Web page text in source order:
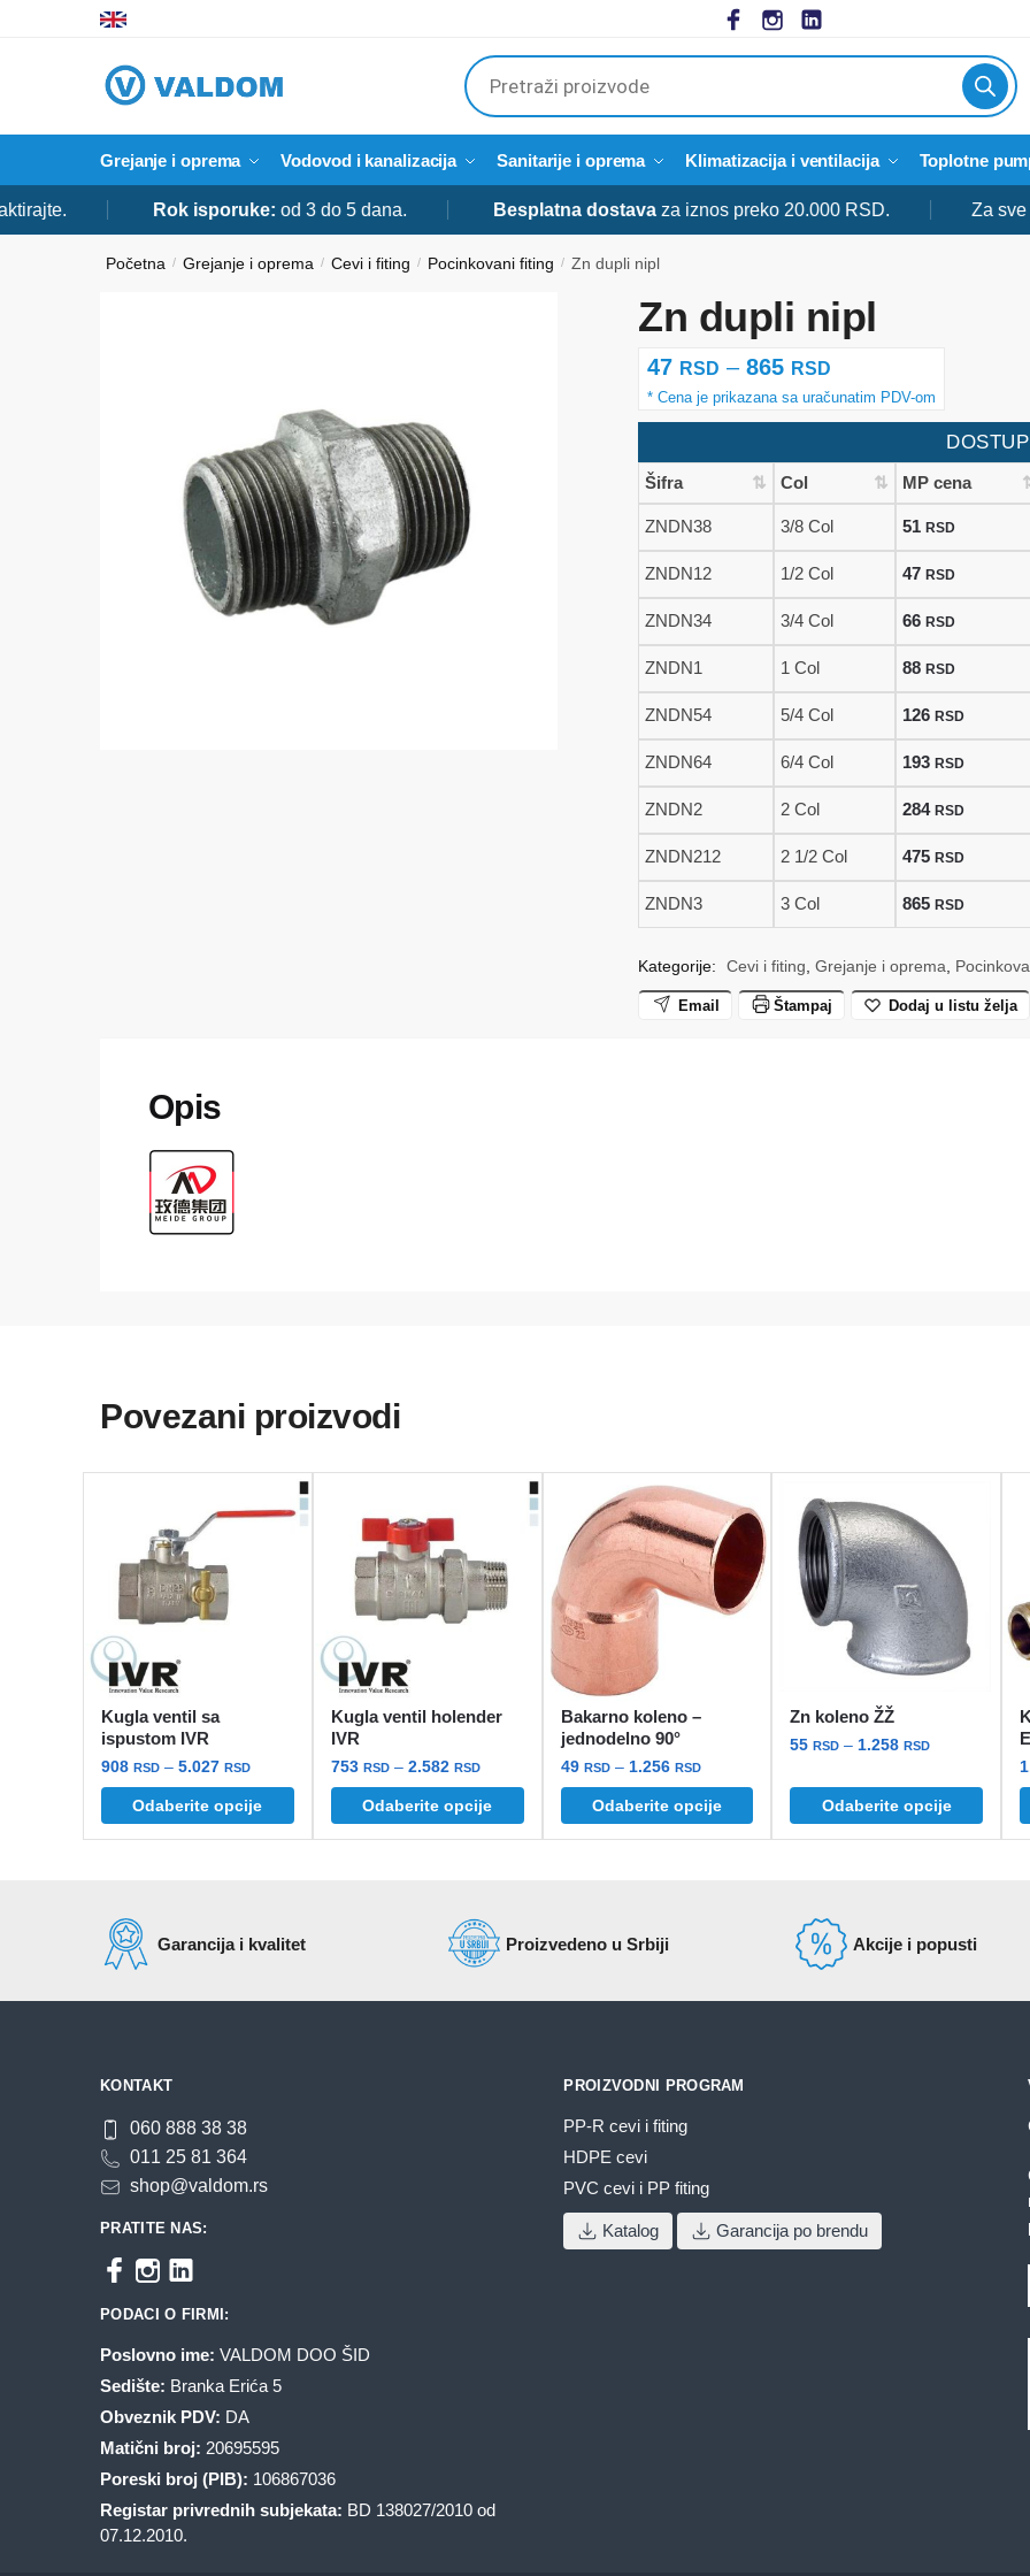
Products
search
Grejanje i oprema Vodovod i kanalizacija Sanitarije i oprema Klimatizacija i ventilacija Toplotne
Rok isporuke:od 3 do 5 dana. Besplatna dostavaza iznos preko 20.000 RSD. Za sve
Početna / Grejanje i oprema / Cevi i fiting / Pocinkovani fiting / Zn dupli nipl
Zn dupli nipl
47 RSD – 865 RSD
cena:
47 rsd
do
865 rsd
Šifra Col MP cena
ZNDN38 3/8 Col 51RSD
ZNDN12 1/2 Col 47RSD
ZNDN34 3/4 Col 66RSD
ZNDN1 1 Col 88RSD
ZNDN54 5/4 Col 126RSD
ZNDN64 6/4 Col 193RSD
ZNDN2 2 Col 284RSD
ZNDN212 2 1/2 Col 475RSD
ZNDN3 3 Col 865RSD
Kategorije: Cevi i fiting ,Grejanje i oprema
Dodaj u listu želja
Email Štampaj
Povezani proizvodi
Kugla ventil sa
ispustom IVR
908RSD – 5.027RSDRaspon
cena:
od
908 rsd
Odaberite opcije
Ovaj
proizvod
varijanti.
Opcije
biti
stranici
proizvoda.
Kugla ventil holender
IVR
753 RSD – 2.582 RSDRaspon
cena:
od
753 rsd
Odaberite opcije
Ovaj
proizvod
biti
Bakarno koleno –
jednodelno 90°
49 RSD – 1.256 RSDRaspon
cena:
od
49 rsd
Odaberite opcije
Ovaj
proizvod
Opcije
biti
stranici
proizvoda.
Zn koleno ŽŽ
55RSD – 1.258RSDRaspon
55 rsd
do
Odaberite opcije
Ovaj
proizvod
ima
Opcije
mogu
Garancija i kvalitet Proizvedeno u Srbiji Akcije i popusti
KONTAKT
060 888 38 38
011 25 81 364
shop@valdom.rs
PRATITE NAS:
PODACI O FIRMI:
Poslovno ime: VALDOM DOO ŠID
Sedište: Branka Erića 5
Obveznik PDV: DA
Matični broj: 20695595
Poreski broj (PIB): 106867036
Registar privrednih subjekata: BD 138027/2010 od
07.12.2010.
PROIZVODNI PROGRAM
PP-R cevi i fiting
HDPE cevi
PVC cevi i PP fiting
Katalog Garancija po brendu